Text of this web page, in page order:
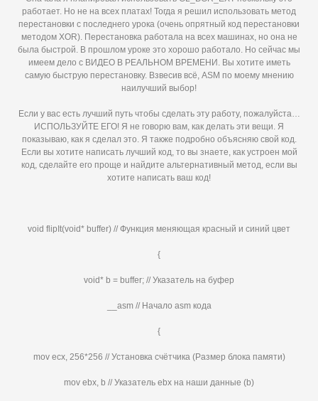
работает. Но не на всех платах! Тогда я решил использовать метод
перестановки с последнего урока (очень опрятный код перестановки
методом XOR). Перестановка работала на всех машинах, но она не
была быстрой. В прошлом уроке это хорошо работало. Но сейчас мы
имеем дело с ВИДЕО В РЕАЛЬНОМ ВРЕМЕНИ. Вы хотите иметь
самую быструю перестановку. Взвесив всё, ASM по моему мнению
наилучший выбор!
Если у вас есть лучший путь чтобы сделать эту работу, пожалуйста…
ИСПОЛЬЗУЙТЕ ЕГО! Я не говорю вам, как делать эти вещи. Я
показываю, как я сделал это. Я также подробно объясняю свой код.
Если вы хотите написать лучший код, то вы знаете, как устроен мой
код, сделайте его проще и найдите альтернативный метод, если вы
хотите написать ваш код!
void flipIt(void* buffer) // Функция меняющая красный и синий цвет
{
void* b = buffer; // Указатель на буфер
__asm // Начало asm кода
{
mov ecx, 256*256 // Установка счётчика (Размер блока памяти)
mov ebx, b // Указатель ebx на наши данные (b)